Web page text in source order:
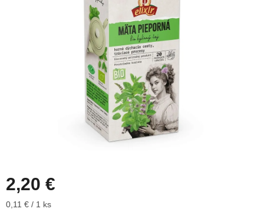
2,20 €
Jednotková
0,11 € / 1 ks